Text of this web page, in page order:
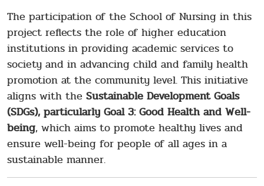
The participation of the School of Nursing in this
project reflects the role of higher education
institutions in providing academic services to
society and in advancing child and family health
promotion at the community level. This initiative
aligns with the Sustainable Development Goals
(SDGs), particularly Goal 3: Good Health and Well-
being, which aims to promote healthy lives and
ensure well-being for people of all ages in a
sustainable manner.